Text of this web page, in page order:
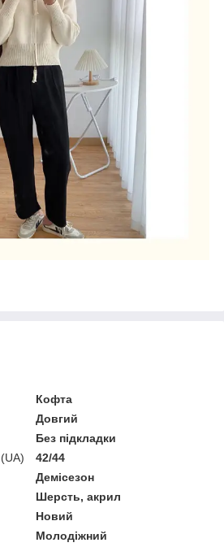
Кофта
Довгий
Без підкладки
42/44
Демісезон
Шерсть, акрил
Новий
Молодіжний